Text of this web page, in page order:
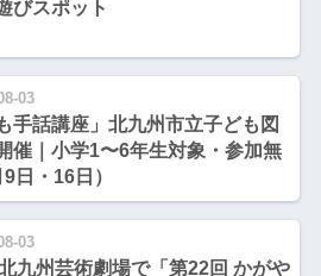
びスポット
03
手話講座」北九州市立子ども図
催｜小学1〜6年生対象・参加無
日・16日）
03
九州芸術劇場で「第22回 かがや